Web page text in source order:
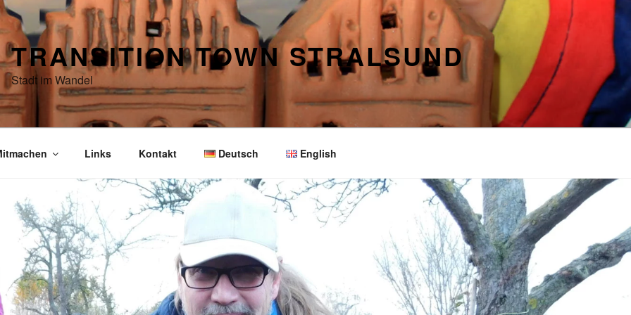
TRANSITION TOWN STRALSUND
Stadt im Wandel
Links Kontakt Deutsch English